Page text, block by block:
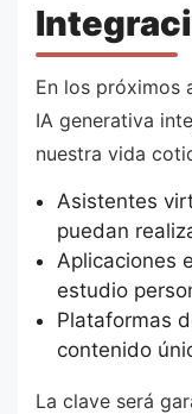
En los próximos
IA generativa
nuestra vida
Asistentes
puedan
Aplicaciones
estudio
Plataformas
contenido
La clave será